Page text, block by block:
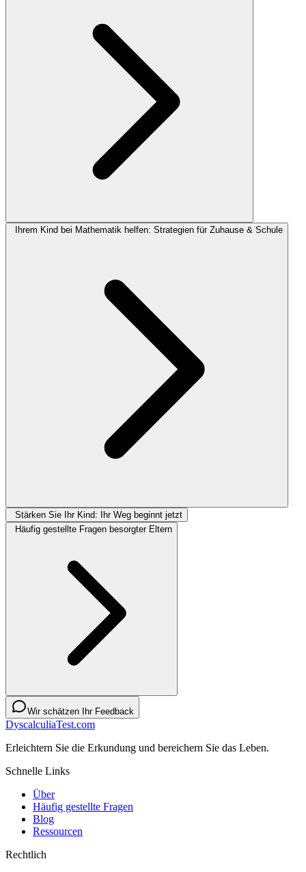
Ihrem Kind bei Mathematik helfen: Strategien für Zuhause & Schule
Stärken Sie Ihr Kind: Ihr Weg beginnt jetzt
Häufig gestellte Fragen besorgter Eltern
Wir schätzen Ihr Feedback
DyscalculiaTest.com
Erleichtern Sie die Erkundung und bereichern Sie das Leben.
Schnelle Links
Über
Häufig gestellte Fragen
Blog
Ressourcen
Rechtlich